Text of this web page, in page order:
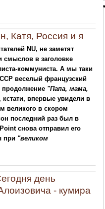
Катя, Россия и я
NU, не заметят
смыслов в заголовке
коммуниста. А мы таки
веселый французский
продолжение "Папа, мама,
кстати, впервые увидели в
великого в скором
последний раз был в
снова отправил его
при "великом
день
- кумира